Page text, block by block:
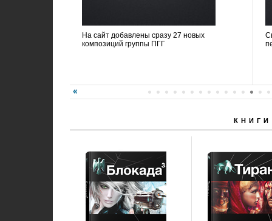
На сайт добавлены сразу 27 новых
композиций группы ПГГ
КНИГИ